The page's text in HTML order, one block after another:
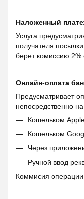
Наложенный
Услуга
получателя
берет комиссию 2%
Онлайн-оплата
Предусматривает
непосредственно
Кошельком
Кошельком
Через
Ручной ввод
Коммисия